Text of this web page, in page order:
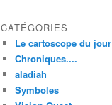
CATÉGORIES
Le cartoscope du jour
Chroniques....
aladiah
Symboles